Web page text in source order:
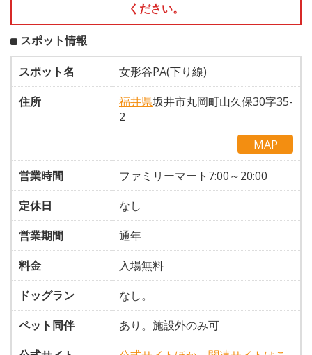
ください。
スポット情報
スポット名
女形谷PA(下り線)
住所
福井県坂井市丸岡町山久保30字35-
2
MAP
営業時間
ファミリーマート7:00～20:00
定休日
なし
営業期間
通年
料金
入場無料
ドッグラン
なし。
ペット同伴
あり。施設外のみ可